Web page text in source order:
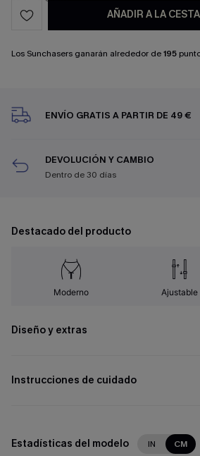
AÑADIR A LA CESTA
Los Sunchasers ganarán alrededor de195
ENVÍO GRATIS A PARTIR DE 49 €
DEVOLUCIÓN Y CAMBIO
Dentro de 30 días
Destacado del producto
Moderno Ajustable
Diseño y extras
Instrucciones de cuidado
Estadísticas del modelo IN CM